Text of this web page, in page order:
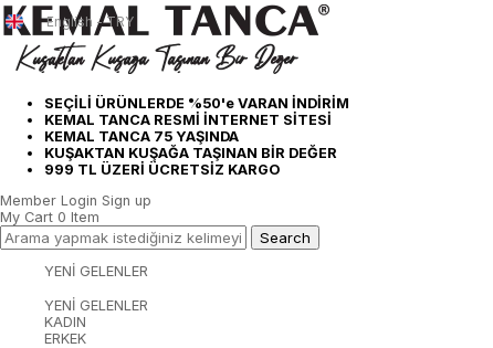
SEÇİLİ ÜRÜNLERDE %50'e VARAN İNDİRİM
KEMAL TANCA RESMİ İNTERNET SİTESİ
KEMAL TANCA 75 YAŞINDA
KUŞAKTAN KUŞAĞA TAŞINAN BİR DEĞER
999 TL ÜZERİ ÜCRETSİZ KARGO
English - TRY
Member Login Sign up
My Cart 0 Item
YENİ GELENLER
YENİ GELENLER
KADIN
ERKEK